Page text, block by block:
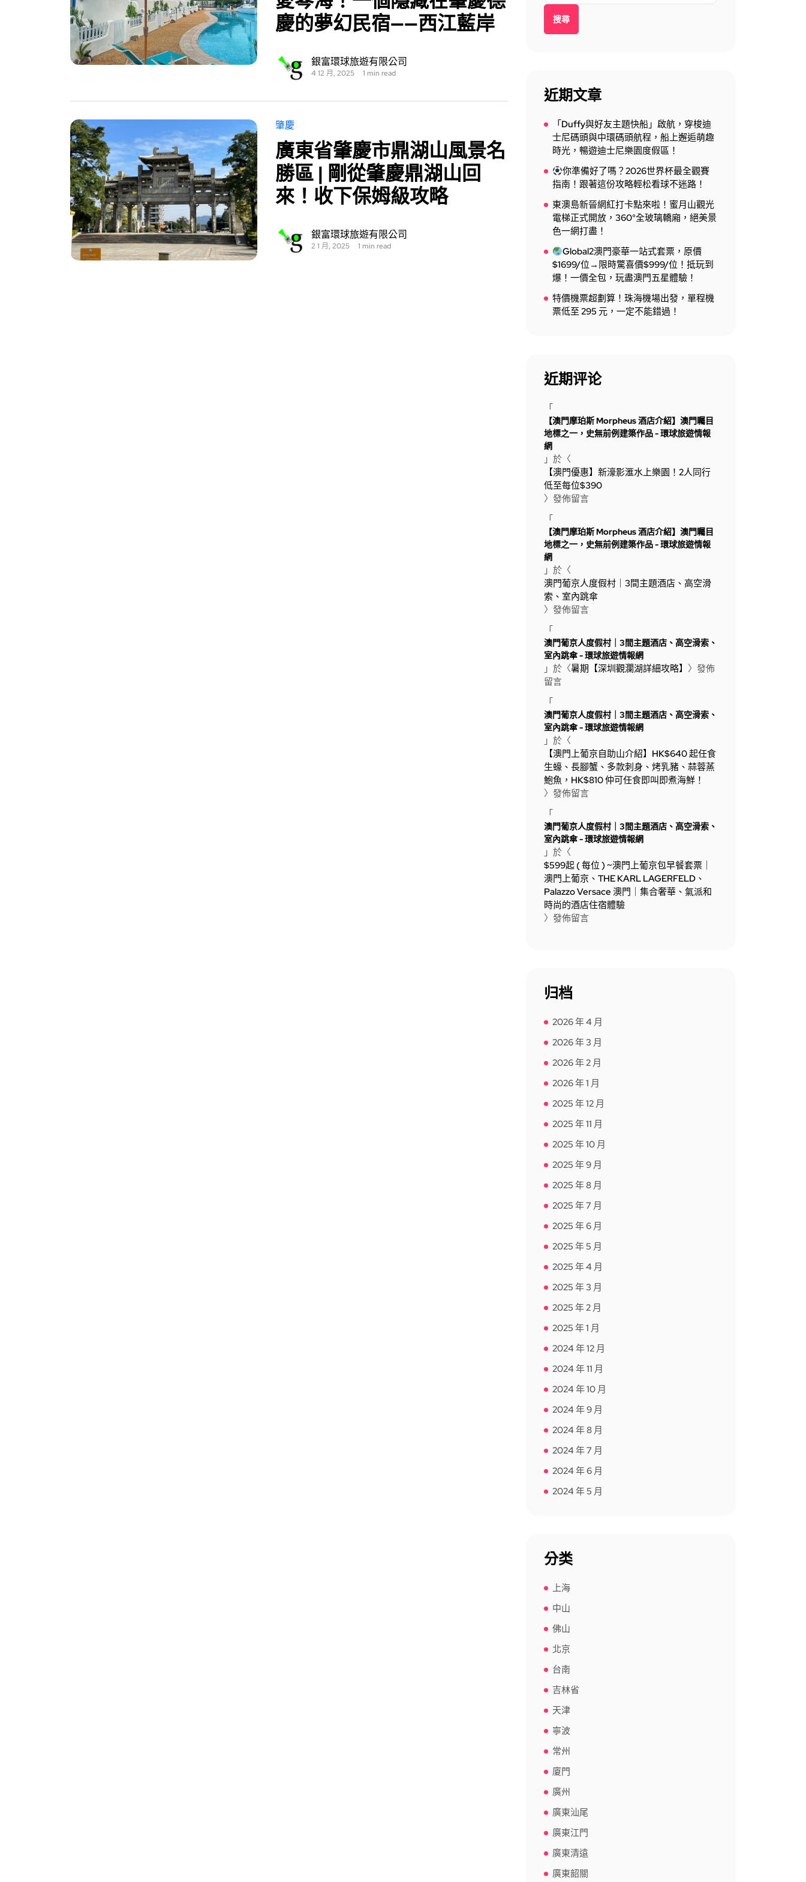
慶的夢幻民宿——西江藍岸
銀富環球旅遊有限公司
4 12 月, 2025 1 min read
肇慶
廣東省肇慶市鼎湖山風景名
勝區 | 剛從肇慶鼎湖山回
來！收下保姆級攻略
銀富環球旅遊有限公司
2 1 月, 2025 1 min read
搜尋
近期文章
「Duffy與好友主題快船」啟航，穿梭迪
士尼碼頭與中環碼頭航程，船上邂逅萌趣
時光，暢遊迪士尼樂園度假區！
你準備好了嗎？2026世界杯最全觀賽
指南！跟著這份攻略輕松看球不迷路！
東澳島新晉網紅打卡點來啦！蜜月山觀光
電梯正式開放，360°全玻璃轎廂，絕美景
色一網打盡！
Global2澳門豪華一站式套票，原價
$1699/位→限時驚喜價$999/位！抵玩到
爆！一價全包，玩盡澳門五星體驗！
特價機票超劃算！珠海機場出發，單程機
票低至 295 元，一定不能錯過！
近期评论
「
【澳門摩珀斯 Morpheus 酒店介紹】澳門矚目
地標之一，史無前例建築作品 - 環球旅遊情報
網
」於〈
【澳門優惠】新濠影滙水上樂園！2人同行
低至每位$390
〉發佈留言
「
【澳門摩珀斯 Morpheus 酒店介紹】澳門矚目
地標之一，史無前例建築作品 - 環球旅遊情報
網
」於〈
澳門葡京人度假村｜3間主題酒店、高空滑
索、室內跳傘
〉發佈留言
「
澳門葡京人度假村｜3間主題酒店、高空滑索、
室內跳傘 - 環球旅遊情報網
」於〈暑期【深圳觀瀾湖詳細攻略】 〉發佈
留言
「
澳門葡京人度假村｜3間主題酒店、高空滑索、
室內跳傘 - 環球旅遊情報網
」於〈
【澳門上葡京自助山介紹】HK$640 起任食
生蠔、長腳蟹、多款刺身、烤乳豬、蒜蓉蒸
鮑魚，HK$810 仲可任食即叫即煮海鮮！
〉發佈留言
「
澳門葡京人度假村｜3間主題酒店、高空滑索、
室內跳傘 - 環球旅遊情報網
」於〈
$599起 ( 每位 ) ~澳門上葡京包早餐套票｜
澳門上葡京、THE KARL LAGERFELD、
Palazzo Versace 澳門｜集合奢華、氣派和
時尚的酒店住宿體驗
〉發佈留言
归档
2026 年 4 月
2026 年 3 月
2026 年 2 月
2026 年 1 月
2025 年 12 月
2025 年 11 月
2025 年 10 月
2025 年 9 月
2025 年 8 月
2025 年 7 月
2025 年 6 月
2025 年 5 月
2025 年 4 月
2025 年 3 月
2025 年 2 月
2025 年 1 月
2024 年 12 月
2024 年 11 月
2024 年 10 月
2024 年 9 月
2024 年 8 月
2024 年 7 月
2024 年 6 月
2024 年 5 月
分类
上海
中山
佛山
北京
台南
吉林省
天津
寧波
常州
廈門
廣州
廣東汕尾
廣東江門
廣東清遠
廣東韶關